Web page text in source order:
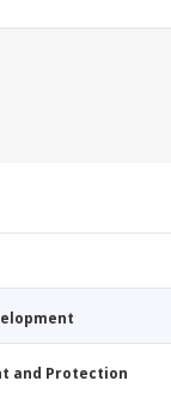
and Protection